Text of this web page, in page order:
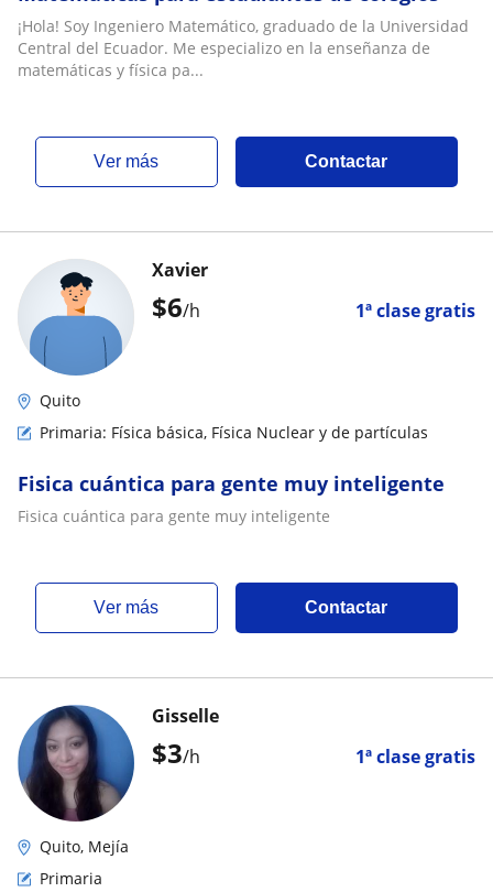
¡Hola! Soy Ingeniero Matemático, graduado de la Universidad
Central del Ecuador. Me especializo en la enseñanza de
matemáticas y física pa...
ver más Contactar
$6/h 1ª clase gratis
Xavier
Quito
Primaria: Física básica, Física Nuclear y de partículas
Fisica cuántica para gente muy inteligente
Fisica cuántica para gente muy inteligente
ver más Contactar
$3/h 1ª clase gratis
Gisselle
Quito, Mejía
Primaria